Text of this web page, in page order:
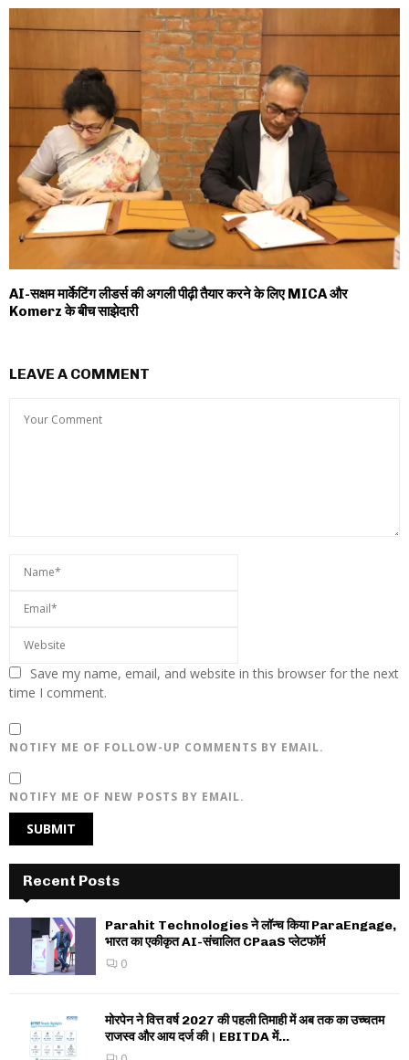
AI-सक्षम मार्केटिंग लीडर्स की अगली पीढ़ी तैयार करने के लिए MICA और
Komerz के बीच साझेदारी
LEAVE A COMMENT
Save my name, email, and website in this browser for the next
time I comment.
NOTIFY ME OF FOLLOW-UP COMMENTS BY EMAIL.
NOTIFY ME OF NEW POSTS BY EMAIL.
Recent Posts
Parahit Technologies ने लॉन्च किया ParaEngage,
भारत का एकीकृत AI-संचालित CPaaS प्लेटफॉर्म
0
मोरपेन ने वित्त वर्ष 2027 की पहली तिमाही में अब तक का उच्चतम
राजस्व और आय दर्ज की। EBITDA में...